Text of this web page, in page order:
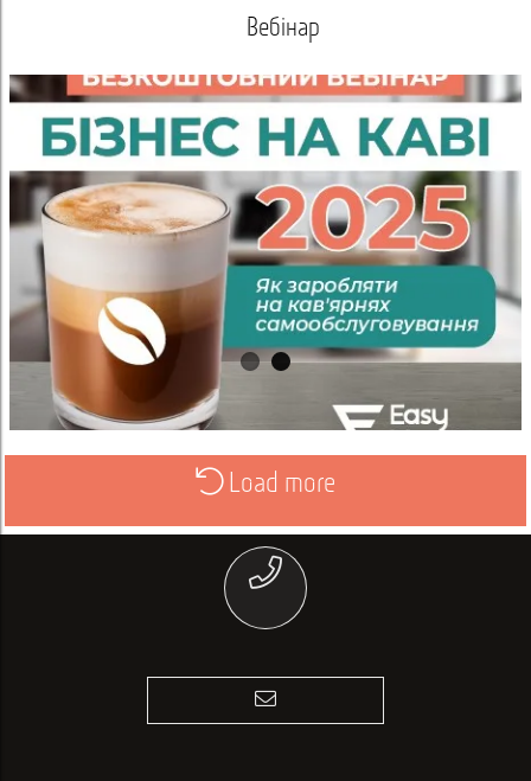
Вебінар
Load more